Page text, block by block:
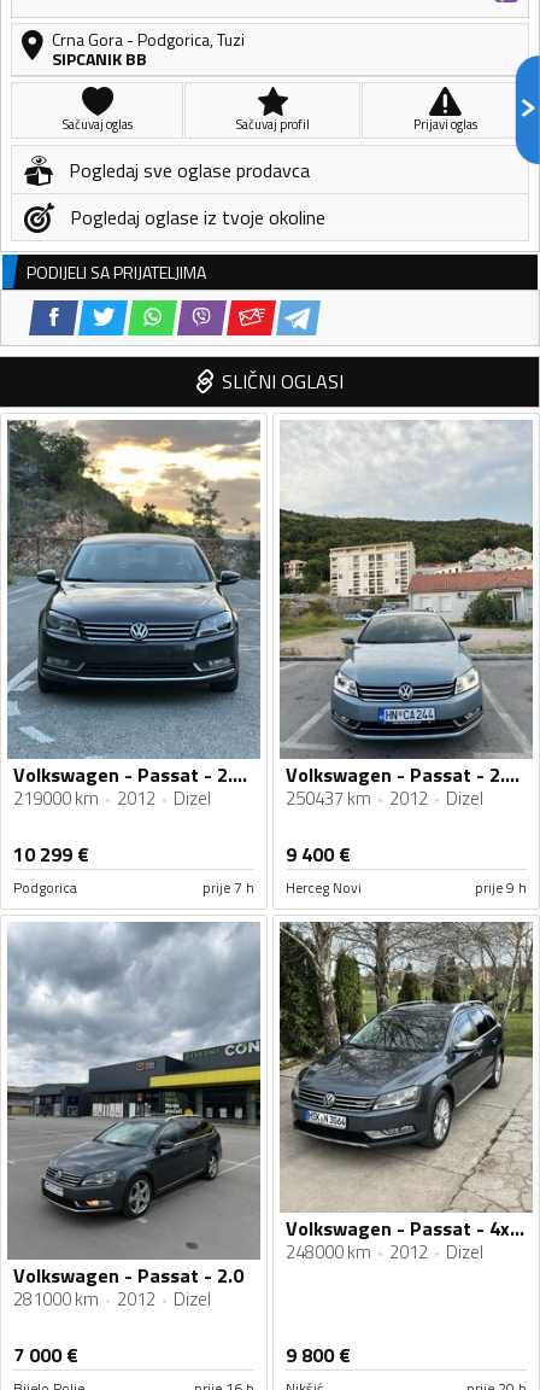
Crna Gora-Podgorica,Tuzi
SIPCANIK BB
Sačuvaj oglas Sačuvaj profil Prijavi oglas
Pogledaj sve oglase prodavca
Pogledaj oglase iz tvoje okoline
PODIJELI SA PRIJATELJIMA
SLIČNI OGLASI
Volkswagen - Passat - 2.0TDI
219000 km 2012 Dizel
10 299 €
Podgorica prije 7 h
Volkswagen - Passat - 2.0 TDI
250437 km 2012 Dizel
9 400€
Herceg Novi prije 9 h
Volkswagen - Passat - 2.0
281000 km 2012 Dizel
7 000€
Volkswagen - Passat - 4x4 ALLTRACK
248000 km 2012 Dizel
9 800€